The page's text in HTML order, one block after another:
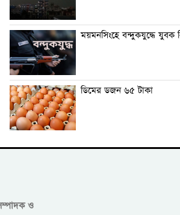
ময়মনসিংহে বন্দুকযুদ্ধে যুবক
ডিমের ডজন ৬৫ টাকা
ও